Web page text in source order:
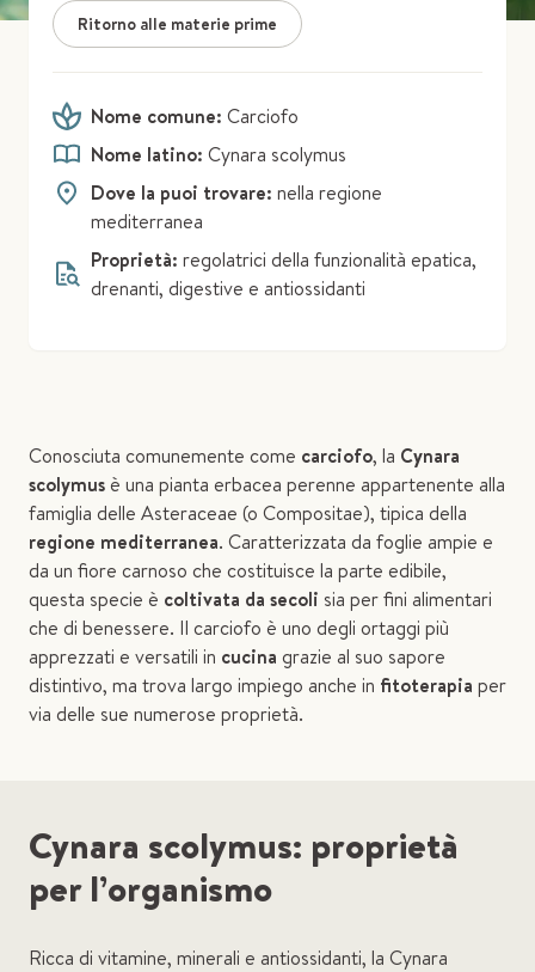
Ritorno alle materie prime
Nome comune: Carciofo
Nome latino: Cynara scolymus
Dove la puoi trovare: nella regione
mediterranea
Proprietà: regolatrici della funzionalità epatica,
drenanti, digestive e antiossidanti
Conosciuta comunemente come carciofo, la Cynara
scolymus è una pianta erbacea perenne appartenente alla
famiglia delle Asteraceae (o Compositae), tipica della
regione mediterranea. Caratterizzata da foglie ampie e
da un fiore carnoso che costituisce la parte edibile,
questa specie è coltivata da secoli sia per fini alimentari
che di benessere. Il carciofo è uno degli ortaggi più
apprezzati e versatili in cucina grazie al suo sapore
distintivo, ma trova largo impiego anche in fitoterapia per
via delle sue numerose proprietà.
Cynara scolymus: proprietà
per l’organismo
Ricca di vitamine, minerali e antiossidanti, la Cynara